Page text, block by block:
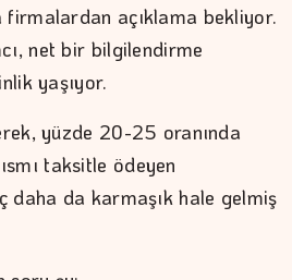
firmalardan açıklama bekliyor.
net bir bilgilendirme
yaşıyor.
yüzde 20-25 oranında
taksitle ödeyen
daha da karmaşık hale gelmiş